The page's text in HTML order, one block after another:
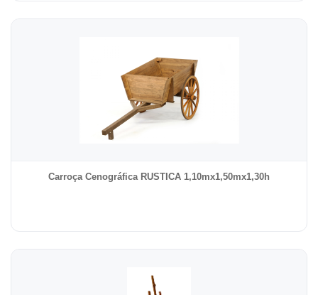
Carroça Cenográfica RUSTICA 1,10mx1,50mx1,30h